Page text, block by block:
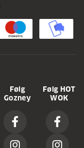
Følg
Gozney
Følg HOT
WOK